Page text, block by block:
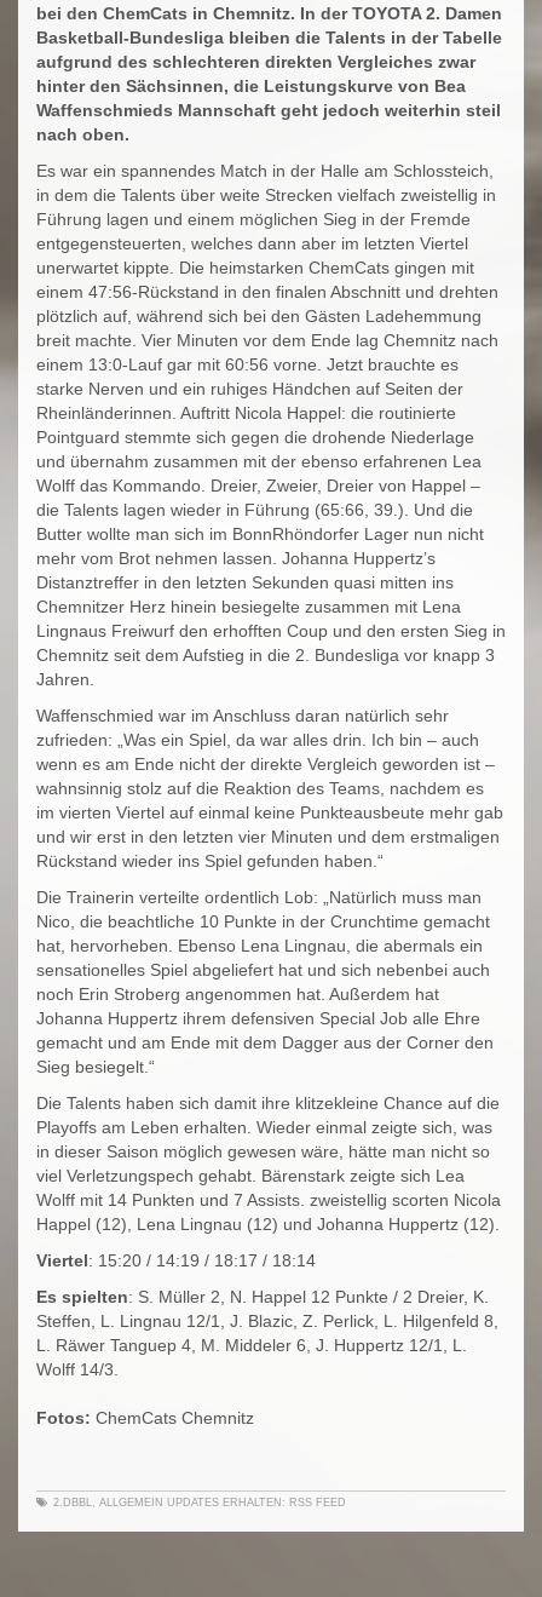
bei den ChemCats in Chemnitz. In der TOYOTA 2. Damen
Basketball-Bundesliga bleiben die Talents in der Tabelle
aufgrund des schlechteren direkten Vergleiches zwar
hinter den Sächsinnen, die Leistungskurve von Bea
Waffenschmieds Mannschaft geht jedoch weiterhin steil
nach oben.
Es war ein spannendes Match in der Halle am Schlossteich,
in dem die Talents über weite Strecken vielfach zweistellig in
Führung lagen und einem möglichen Sieg in der Fremde
entgegensteuerten, welches dann aber im letzten Viertel
unerwartet kippte. Die heimstarken ChemCats gingen mit
einem 47:56-Rückstand in den finalen Abschnitt und drehten
plötzlich auf, während sich bei den Gästen Ladehemmung
breit machte. Vier Minuten vor dem Ende lag Chemnitz nach
einem 13:0-Lauf gar mit 60:56 vorne. Jetzt brauchte es
starke Nerven und ein ruhiges Händchen auf Seiten der
Rheinländerinnen. Auftritt Nicola Happel: die routinierte
Pointguard stemmte sich gegen die drohende Niederlage
und übernahm zusammen mit der ebenso erfahrenen Lea
Wolff das Kommando. Dreier, Zweier, Dreier von Happel –
die Talents lagen wieder in Führung (65:66, 39.). Und die
Butter wollte man sich im BonnRhöndorfer Lager nun nicht
mehr vom Brot nehmen lassen. Johanna Huppertz’s
Distanztreffer in den letzten Sekunden quasi mitten ins
Chemnitzer Herz hinein besiegelte zusammen mit Lena
Lingnaus Freiwurf den erhofften Coup und den ersten Sieg in
Chemnitz seit dem Aufstieg in die 2. Bundesliga vor knapp 3
Jahren.
Waffenschmied war im Anschluss daran natürlich sehr
zufrieden: „Was ein Spiel, da war alles drin. Ich bin – auch
wenn es am Ende nicht der direkte Vergleich geworden ist –
wahnsinnig stolz auf die Reaktion des Teams, nachdem es
im vierten Viertel auf einmal keine Punkteausbeute mehr gab
und wir erst in den letzten vier Minuten und dem erstmaligen
Rückstand wieder ins Spiel gefunden haben.“
Die Trainerin verteilte ordentlich Lob: „Natürlich muss man
Nico, die beachtliche 10 Punkte in der Crunchtime gemacht
hat, hervorheben. Ebenso Lena Lingnau, die abermals ein
sensationelles Spiel abgeliefert hat und sich nebenbei auch
noch Erin Stroberg angenommen hat. Außerdem hat
Johanna Huppertz ihrem defensiven Special Job alle Ehre
gemacht und am Ende mit dem Dagger aus der Corner den
Sieg besiegelt.“
Die Talents haben sich damit ihre klitzekleine Chance auf die
Playoffs am Leben erhalten. Wieder einmal zeigte sich, was
in dieser Saison möglich gewesen wäre, hätte man nicht so
viel Verletzungspech gehabt. Bärenstark zeigte sich Lea
Wolff mit 14 Punkten und 7 Assists. zweistellig scorten Nicola
Happel (12), Lena Lingnau (12) und Johanna Huppertz (12).
Viertel: 15:20 / 14:19 / 18:17 / 18:14
Es spielten: S. Müller 2, N. Happel 12 Punkte / 2 Dreier, K.
Steffen, L. Lingnau 12/1, J. Blazic, Z. Perlick, L. Hilgenfeld 8,
L. Räwer Tanguep 4, M. Middeler 6, J. Huppertz 12/1, L.
Wolff 14/3.
Fotos: ChemCats Chemnitz
2.DBBL ALLGEMEIN UPDATES ERHALTEN: RSS FEED